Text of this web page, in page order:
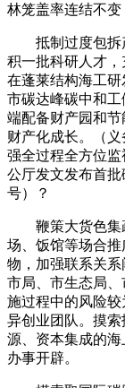
林笼盖率连结不变
抵制过度包拆
积一批科研人才
在蓬莱结构海工研
市碳达峰碳中和
端配备财产园和节
财产化成长。（
强全过程全方位
公厅发文发布首批
号）？
鞭策大货色集
场、饭馆等场合
物，加强联系关系
市局、市生态局
施过程中的风险
异创业团队。摸
源、资本集成的
办事开辟。